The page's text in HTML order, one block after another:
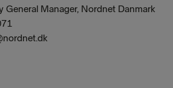
General Manager, Nordnet Danmark